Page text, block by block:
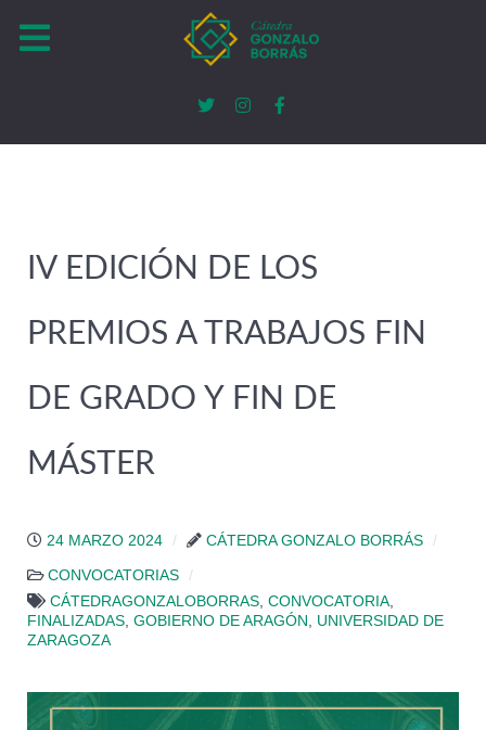
IV EDICIÓN DE LOS
PREMIOS A TRABAJOS FIN
DE GRADO Y FIN DE
MÁSTER
24 MARZO 2024 CÁTEDRA GONZALO BORRÁS
CONVOCATORIAS
CÁTEDRAGONZALOBORRAS CONVOCATORIA
FINALIZADAS GOBIERNO DE ARAGÓN
UNIVERSIDAD DE
ZARAGOZA